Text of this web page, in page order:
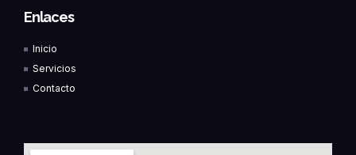
o
o
-
f
i
i
Enlaces
Inicio
Servicios
Contacto